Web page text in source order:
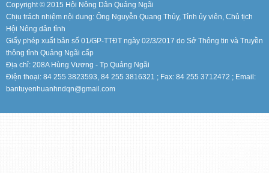
Copyright © 2015 Hội Nông Dân Quảng Ngãi
Chịu trách nhiệm nội dung: Ông Nguyễn Quang Thủy, Tỉnh ủy viên, Chủ tịch
Hội Nông dân tỉnh
Giấy phép xuất bản số 01/GP-TTĐT ngày 02/3/2017 do Sở Thông tin và Truyền
thông tỉnh Quảng Ngãi cấp
Địa chỉ: 208A Hùng Vương - Tp Quảng Ngãi
Điện thoại: 84 255 3823593, 84 255 3816321 ; Fax: 84 255 3712472 ; Email:
bantuyenhuanhndqn@gmail.com